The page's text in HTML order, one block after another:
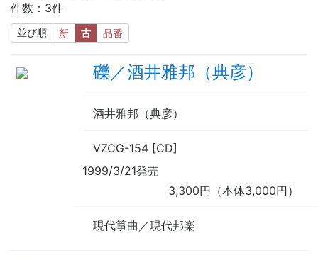
件数：3件
並び順 新 古 品番
礫／酒井雅邦（典彦）
酒井雅邦（典彦）
VZCG-154 [CD]
1999/3/21発売
3,300円（本体3,000円）
現代箏曲／現代邦楽